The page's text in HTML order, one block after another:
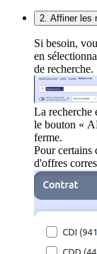
2. Affiner les
Si besoin,
en
de recherche.
La recherche
le bouton «
ferme.
Pour certains
d'offres